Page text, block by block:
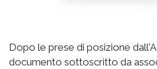
Dopo le prese di posizione
documento sottoscritto da